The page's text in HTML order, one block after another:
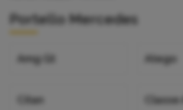
Portello Mercedes
Amg Gt Atego
Citan Classe A